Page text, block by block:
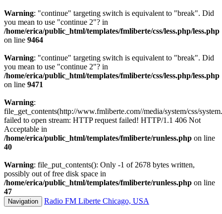
Warning: "continue" targeting switch is equivalent to "break". Did
you mean to use "continue 2"? in
/home/erica/public_html/templates/fmliberte/css/less.php/less.php
on line 9464
Warning: "continue" targeting switch is equivalent to "break". Did
you mean to use "continue 2"? in
/home/erica/public_html/templates/fmliberte/css/less.php/less.php
on line 9471
Warning:
file_get_contents(http://www.fmliberte.com//media/system/css/
failed to open stream: HTTP request failed! HTTP/1.1 406 Not
Acceptable in
/home/erica/public_html/templates/fmliberte/runless.php on line
40
Warning: file_put_contents(): Only -1 of 2678 bytes written,
possibly out of free disk space in
/home/erica/public_html/templates/fmliberte/runless.php on line
47
Navigation Radio FM Liberte Chicago, USA